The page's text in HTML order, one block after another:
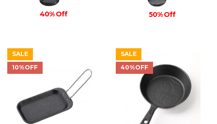
40% Off 50% Off
SALE
10%OFF
SALE
40%OFF